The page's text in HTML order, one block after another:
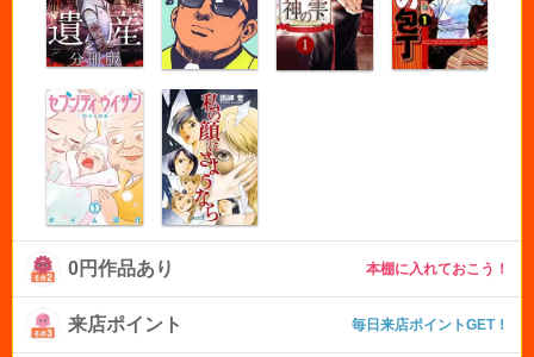
0円作品あり 本棚に入れておこう！
来店ポイント 毎日来店ポイントGET！